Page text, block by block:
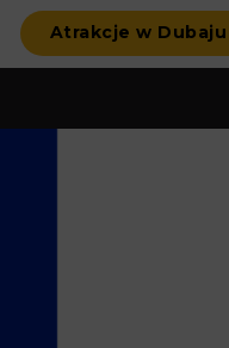
Atrakcje w Dubaju